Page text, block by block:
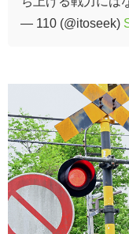
— 110 (@itoseek)